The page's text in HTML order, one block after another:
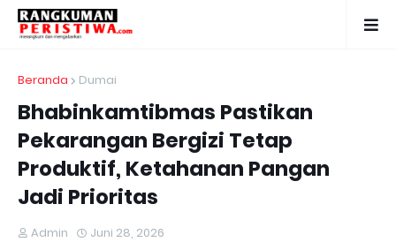
Beranda Dumai
Bhabinkamtibmas Pastikan
Pekarangan Bergizi Tetap
Produktif, Ketahanan Pangan
Jadi Prioritas
Admin Juni 28, 2026